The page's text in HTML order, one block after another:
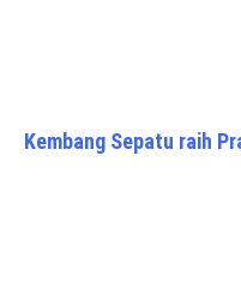
Kembang Sepatu raih